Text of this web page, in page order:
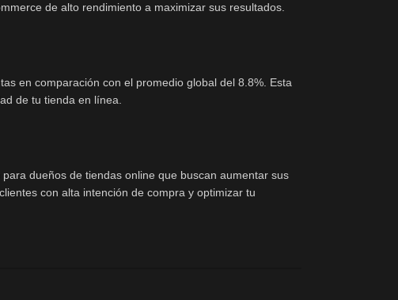
de alto rendimiento a maximizar sus resultados.
en comparación con el promedio global del 8.8%. Esta
de tu tienda en línea.
dueños de tiendas online que buscan aumentar sus
con alta intención de compra y optimizar tu